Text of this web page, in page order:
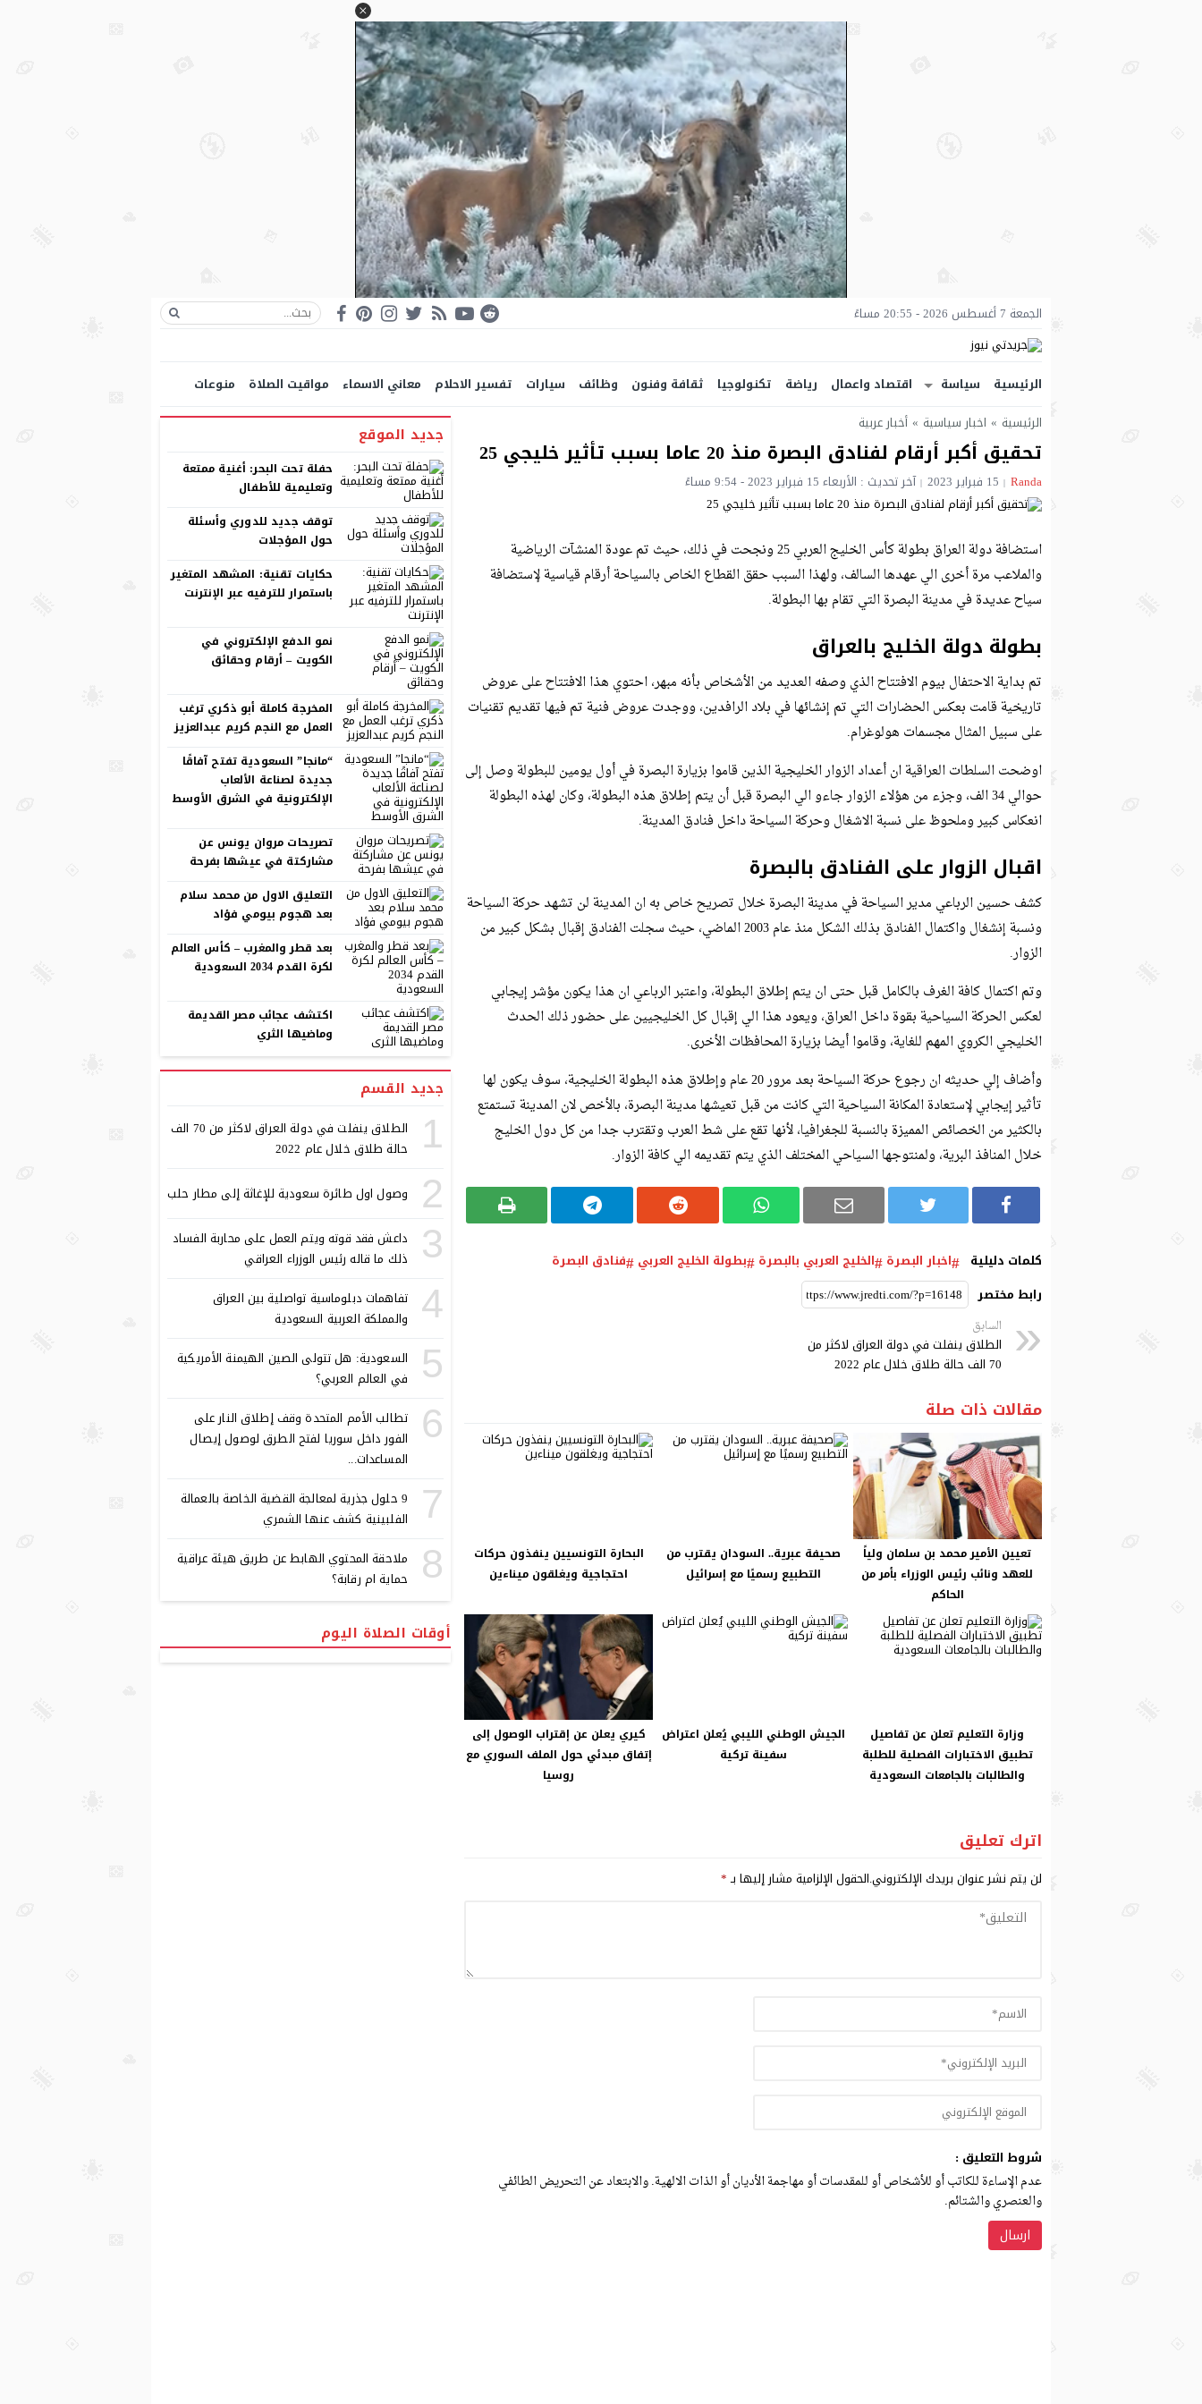
الجمعة 7 أغسطس 2026 - 20:55 مساءً
الرئيسية سياسة اقتصاد واعمال رياضة تكنولوجيا ثقافة وفنون وظائف سيارات تفسير الاحلام معاني الاسماء مواقيت الصلاة
منوعات
الرئيسية » اخبار سياسية » أخبار عربية
تحقيق أكبر أرقام لفنادق البصرة منذ 20 عاما بسبب تأثير خليجي 25
Randa 15 فبراير 2023 آخر تحديث : الأربعاء 15 فبراير 2023 - 9:54 مساءً
استضافة دولة العراق بطولة كأس الخليج العربي 25 ونجحت في ذلك، حيث تم عودة المنشآت الرياضية
والملاعب مرة أخرى الي عهدها السالف، ولهذا السبب حقق القطاع الخاص بالسياحة أرقام قياسية لإستضافة
سياح عديدة في مدينة البصرة التي تقام بها البطولة.
بطولة دولة الخليج بالعراق
تم بداية الاحتفال بيوم الافتتاح الذي وصفه العديد من الأشخاص بأنه مبهر، احتوي هذا الافتتاح على عروض
تاريخية قامت بعكس الحضارات التي تم إنشائها في بلاد الرافدين، ووجدت عروض فنية تم فيها تقديم تقنيات
على سبيل المثال مجسمات هولوغرام.
اوضحت السلطات العراقية ان أعداد الزوار الخليجية الذين قاموا بزيارة البصرة في أول يومين للبطولة وصل إلى
حوالي 34 الف، وجزء من هؤلاء الزوار جاءو الي البصرة قبل أن يتم إطلاق هذه البطولة، وكان لهذه البطولة
انعكاس كبير وملحوظ على نسبة الاشغال وحركة السياحة داخل فنادق المدينة.
اقبال الزوار على الفنادق بالبصرة
كشف حسين الرباعي مدير السياحة في مدينة البصرة خلال تصريح خاص به ان المدينة لن تشهد حركة السياحة
ونسبة إنشغال واكتمال الفنادق بذلك الشكل منذ عام 2003 الماضي، حيث سجلت الفنادق إقبال بشكل كبير من
الزوار.
وتم اكتمال كافة الغرف بالكامل قبل حتى ان يتم إطلاق البطولة، واعتبر الرباعي ان هذا يكون مؤشر إيجابي
لعكس الحركة السياحية بقوة داخل العراق، ويعود هذا الي إقبال كل الخليجيين على حضور ذلك الحدث
الخليجي الكروي المهم للغاية، وقاموا أيضا بزيارة المحافظات الأخرى.
وأضاف إلي حديثه ان رجوع حركة السياحة بعد مرور 20 عام وإطلاق هذه البطولة الخليجية، سوف يكون لها
تأثير إيجابي لإستعادة المكانة السياحية التي كانت من قبل تعيشها مدينة البصرة، بالأخص لان المدينة تستمتع
بالكثير من الخصائص المميزة بالنسبة للجغرافيا، لأنها تقع على شط العرب وتقترب جدا من كل دول الخليج
خلال المنافذ البرية، ولمنتوجها السياحي المختلف الذي يتم تقديمه الي كافة الزوار.
كلمات دليلية اخبار البصرة الخليج العربي بالبصرة بطولة الخليج العربي فنادق البصرة
رابط مختصر
السابق
الطلاق ينفلت في دولة العراق لاكثر من
70 الف حالة طلاق خلال عام 2022
مقالات ذات صلة
تعيين الأمير محمد بن سلمان ولياً
للعهد ونائب رئيس الوزراء بأمر من
الحاكم
صحيفة عبرية.. السودان يقترب من
التطبيع رسميًا مع إسرائيل
البحارة التونسيين ينفذون حركات
احتجاجية ويغلقون ميناءين
وزارة التعليم تعلن عن تفاصيل
تطبيق الاختبارات الفصلية للطلبة
والطالبات بالجامعات السعودية
الجيش الوطني الليبي يُعلن اعتراض
سفينة تركية
كيري يعلن عن إقتراب الوصول إلى
إتفاق مبدئي حول الملف السوري مع
روسيا
اترك تعليق
لن يتم نشر عنوان بريدك الإلكتروني.الحقول الإلزامية مشار إليها بـ*
شروط التعليق :
عدم الإساءة للكاتب أو للأشخاص أو للمقدسات أو مهاجمة الأديان أو الذات الالهية. والابتعاد عن التحريض الطائفي
والعنصري والشتائم.
جديد الموقع
حفلة تحت البحر: أغنية ممتعة
وتعليمية للأطفال
توقف جديد للدوري وأسئلة
حول المؤجلات
حكايات تقنية: المشهد المتغير
باستمرار للترفيه عبر الإنترنت
نمو الدفع الإلكتروني في
الكويت – أرقام وحقائق
المخرجة كاملة أبو ذكري ترغب
العمل مع النجم كريم عبدالعزيز
“مانجا” السعودية تفتح آفاقًا
جديدة لصناعة الألعاب
الإلكترونية في الشرق الأوسط
تصريحات مروان يونس عن
مشاركتة في عيشها بفرحة
التعليق الاول من محمد سلام
بعد هجوم بيومي فؤاد
بعد قطر والمغرب – كأس العالم
لكرة القدم 2034 السعودية
اكتشف عجائب مصر القديمة
وماضيها الثري
جديد القسم
1
الطلاق ينفلت في دولة العراق لاكثر من 70 الف
حالة طلاق خلال عام 2022
2 وصول اول طائرة سعودية للإغاثة إلى مطار حلب
3
داعش فقد قوته ويتم العمل على محاربة الفساد
ذلك ما قاله رئيس الوزراء العراقي
4
تفاهمات دبلوماسية تواصلية بين العراق
والمملكة العربية السعودية
5
السعودية: هل تتولى الصين الهيمنة الأمريكية
في العالم العربي؟
6
تطالب الأمم المتحدة وقف إطلاق النار على
الفور داخل سوريا لفتح الطرق لوصول إيصال
المساعدات...
7
9 حلول جذرية لمعالجة القضية الخاصة بالعمالة
الفلبينية كشف عنها الشمري
8
ملاحقة المحتوي الهابط عن طريق هيئة عراقية
حماية ام رقابة؟
أوقات الصلاة اليوم